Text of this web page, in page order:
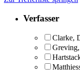
Verfasser
Clarke,
Greving,